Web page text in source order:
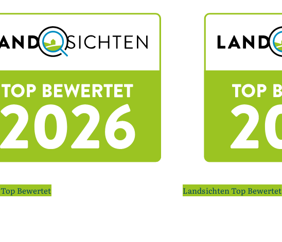
Bewertet Landsichten Top Bewertet